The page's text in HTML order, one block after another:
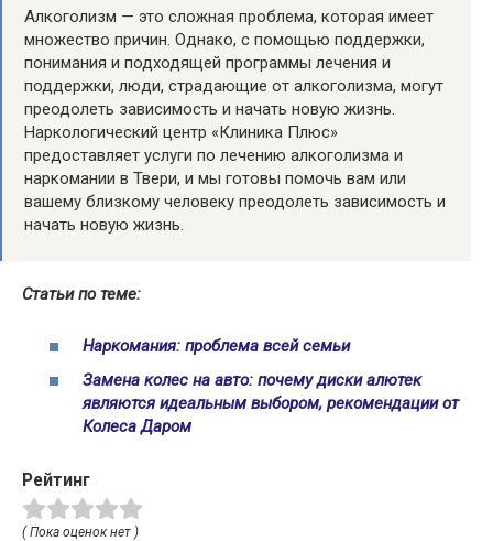
Алкоголизм — это сложная проблема, которая имеет
множество причин. Однако, с помощью поддержки,
понимания и подходящей программы лечения и
поддержки, люди, страдающие от алкоголизма, могут
преодолеть зависимость и начать новую жизнь.
Наркологический центр «Клиника Плюс»
предоставляет услуги по лечению алкоголизма и
наркомании в Твери, и мы готовы помочь вам или
вашему близкому человеку преодолеть зависимость и
начать новую жизнь.
Статьи по теме:
Наркомания: проблема всей семьи
Замена колес на авто: почему диски алютек
являются идеальным выбором, рекомендации от
Колеса Даром
Рейтинг
( Пока оценок нет )